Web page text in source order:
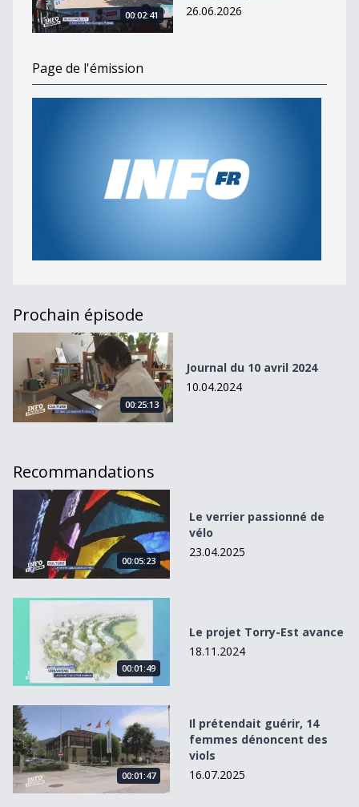
00:02:41
26.06.2026
Page de l'émission
Prochain épisode
Journal du 10 avril 2024
00:25:13
Journal du 10 avril 2024
10.04.2024
Recommandations
Le verrier passionné de vélo
00:05:23
Le verrier passionné de
vélo
23.04.2025
Le projet Torry-Est avance
00:01:49
Le projet Torry-Est avance
18.11.2024
Il prétendait guérir, 14 femmes dénoncent des viols
00:01:47
Il prétendait guérir, 14
femmes dénoncent des
viols
16.07.2025